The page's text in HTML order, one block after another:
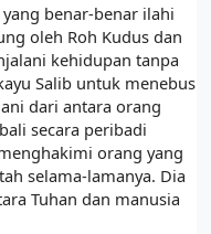
yang benar-benar ilahi
oleh Roh Kudus dan
kehidupan tanpa
Salib untuk menebus
dari antara orang
secara peribadi
orang yang
selama-lamanya. Dia
Tuhan dan manusia